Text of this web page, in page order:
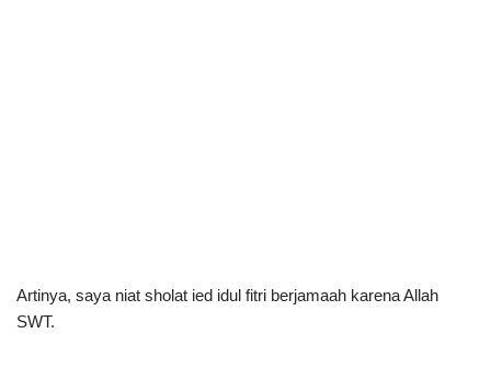
Artinya, saya niat sholat ied idul fitri berjamaah karena Allah
SWT.